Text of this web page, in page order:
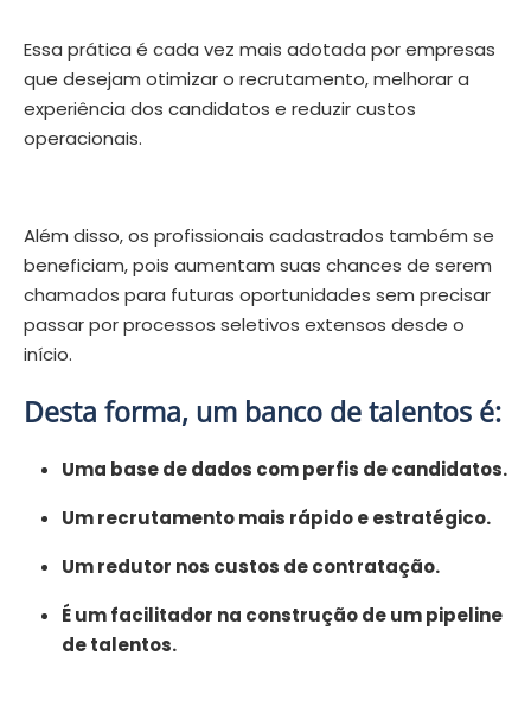
Essa prática é cada vez mais adotada por empresas
que desejam otimizar o recrutamento, melhorar a
experiência dos candidatos e reduzir custos
operacionais.
Além disso, os profissionais cadastrados também se
beneficiam, pois aumentam suas chances de serem
chamados para futuras oportunidades sem precisar
passar por processos seletivos extensos desde o
início.
Desta forma, um banco de talentos é:
Uma base de dados com perfis de candidatos.
Um recrutamento mais rápido e estratégico.
Um redutor nos custos de contratação.
É um facilitador na construção de um pipeline
de talentos.